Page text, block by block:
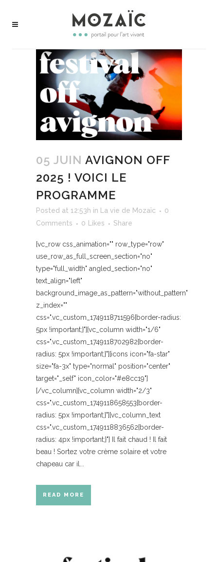
05 JUIN AVIGNON OFF
2025 ! VOICI LE
PROGRAMME
Posted at 12:53h in La vie de Mozaïc
0
Comments
0 Likes Share
[vc_row css_animation="" row_type="row"
use_row_as_full_screen_section="no"
type="full_width" angled_section="no"
text_align="left"
background_image_as_pattern="without_pattern"
z_index=""
css=".vc_custom_1749118711596{border-radius:
5px !important;}"][vc_column width="1/6"
css=".vc_custom_1749118702982{border-
radius: 5px !important;}"][icons icon="fa-star"
size="fa-3x" type="normal" position="center"
target="_self" icon_color="#e8cc19"]
[/vc_column][vc_column width="2/3"
css=".vc_custom_1749118658553{border-
radius: 5px !important;}"][vc_column_text
css=".vc_custom_1749118836562{border-
radius: 4px !important;}"] Il fait chaud ! Il fait
beau ! Sortez votre crème solaire et votre
chapeau car il...
READ MORE